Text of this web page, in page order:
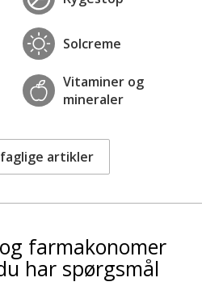
Solcreme
Vitaminer og
mineraler
artikler
farmakonomer
har spørgsmål